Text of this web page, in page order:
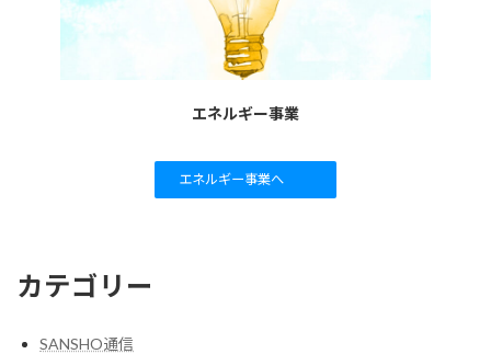
エネルギー事業
エネルギー事業へ
カテゴリー
SANSHO通信